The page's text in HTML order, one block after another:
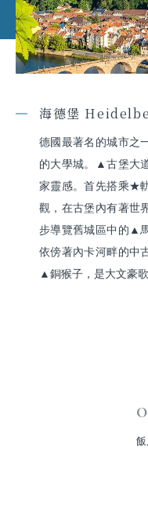
海德堡
德國最著名的城市之
的大學城。▲古堡大
家靈感。首先搭乘★
觀，在古堡內有著世
步導覽舊城區中的▲
依傍著內卡河畔的中
▲銅猴子，是大文豪